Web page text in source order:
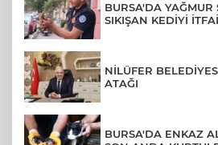
BURSA'DA YAĞMUR
SIKIŞAN KEDİYİ
NİLÜFER
ATAĞI
BURSA'DA ENKAZ